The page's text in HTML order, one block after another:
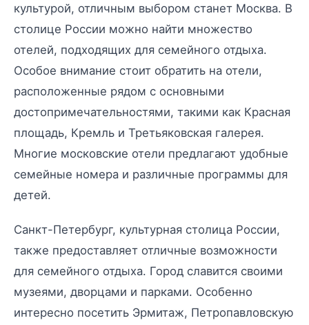
культурой, отличным выбором станет Москва. В
столице России можно найти множество
отелей, подходящих для семейного отдыха.
Особое внимание стоит обратить на отели,
расположенные рядом с основными
достопримечательностями, такими как Красная
площадь, Кремль и Третьяковская галерея.
Многие московские отели предлагают удобные
семейные номера и различные программы для
детей.
Санкт-Петербург, культурная столица России,
также предоставляет отличные возможности
для семейного отдыха. Город славится своими
музеями, дворцами и парками. Особенно
интересно посетить Эрмитаж, Петропавловскую